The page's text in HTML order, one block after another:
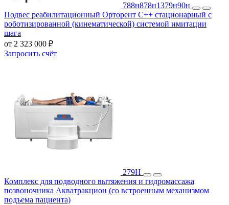
788н878н1379н90н
Подвес реабилитационный Орторент С++ стационарный с
роботизированной (кинематической) системой имитации
шага
от 2 323 000 ₽
Запросить счёт
279Н
Комплекс для подводного вытяжения и гидромассажа
позвоночника Акватракцион (со встроенным механизмом
подъема пациента)